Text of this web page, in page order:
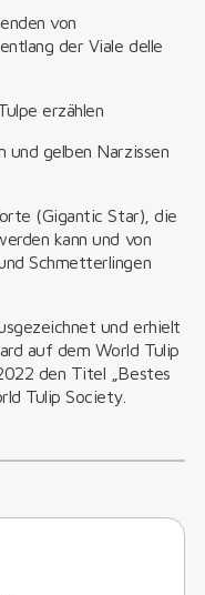
von
der Viale delle
erzählen
und gelben Narzissen
(Gigantic Star), die
kann und von
Schmetterlingen
und erhielt
auf dem World Tulip
den Titel „Bestes
Tulip Society.